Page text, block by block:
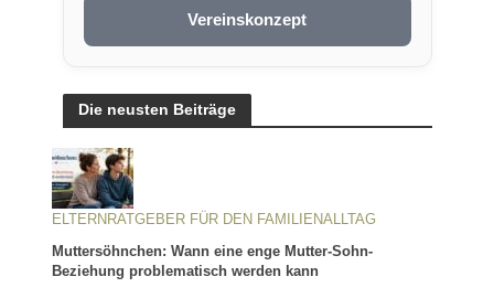
Vereinskonzept
Die neusten Beiträge
ELTERNRATGEBER FÜR DEN FAMILIENALLTAG
Muttersöhnchen: Wann eine enge Mutter-Sohn-
Beziehung problematisch werden kann